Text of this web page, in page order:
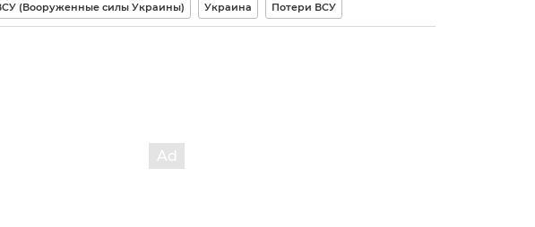
(Вооруженные силы Украины) Украина Потери ВСУ